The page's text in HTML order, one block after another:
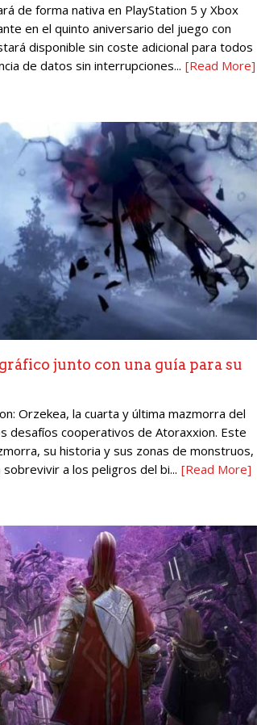
de forma nativa en PlayStation 5 y Xbox
en el quinto aniversario del juego con
disponible sin coste adicional para todos
de datos sin interrupciones... [Read More]
junto con una guía para su
Orzekea, la cuarta y última mazmorra del
desafíos cooperativos de Atoraxxion. Este
su historia y sus zonas de monstruos,
a los peligros del bi... [Read More]